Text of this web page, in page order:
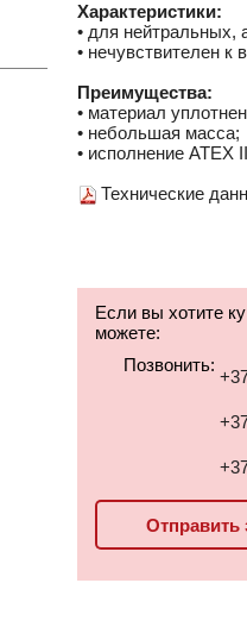
Характеристики:
• для нейтральных,
• нечувствителен к
Преимущества:
• материал
• небольшая масса;
• исполнение ATEX
Технические
Если вы хотите
можете:
Позвонить:
Отправить